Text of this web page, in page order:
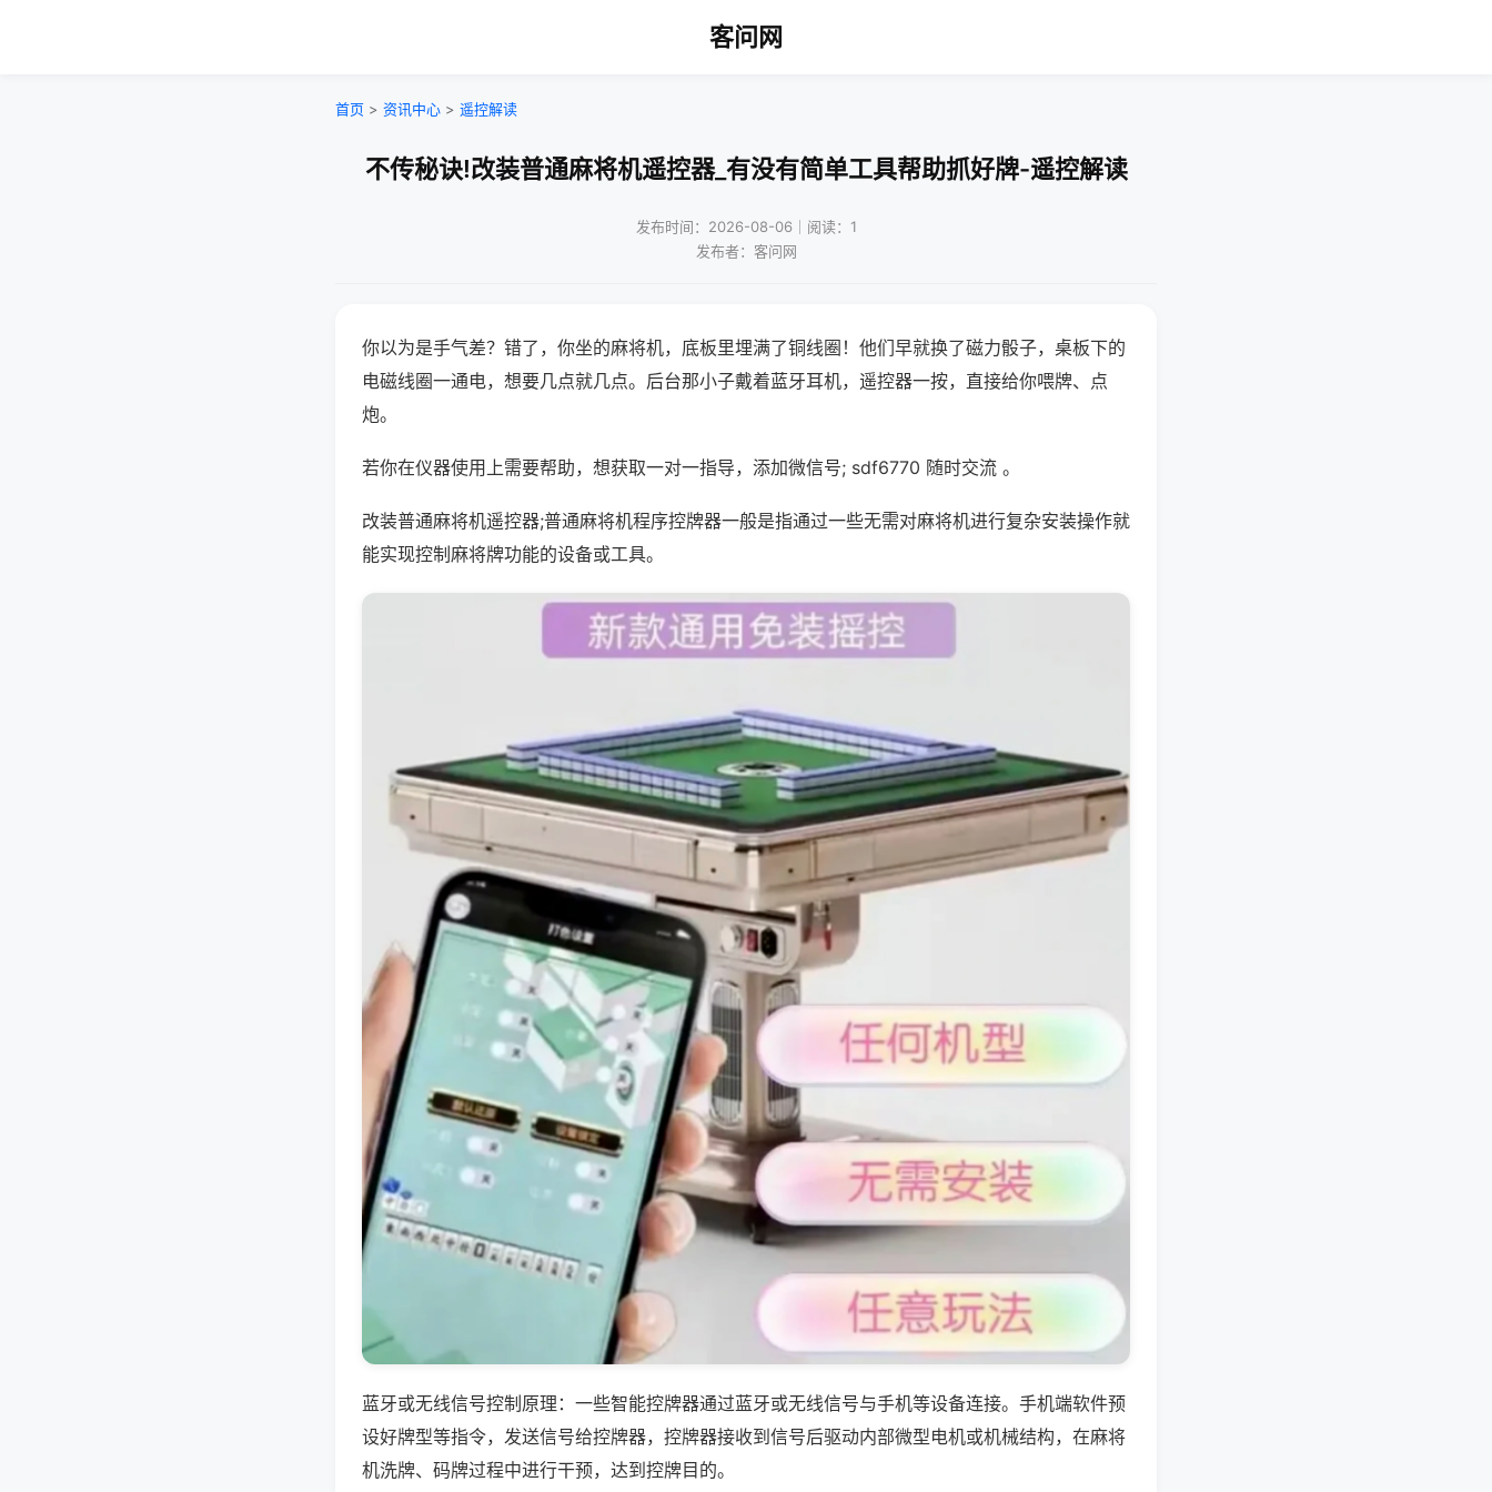
客问网
首页 > 资讯中心 > 遥控解读
不传秘诀!改装普通麻将机遥控器_有没有简单工具帮助抓好牌-遥控解读
发布时间：2026-08-06｜阅读：1
发布者：客问网
你以为是手气差？错了，你坐的麻将机，底板里埋满了铜线圈！他们早就换了磁力骰子，桌板下的
电磁线圈一通电，想要几点就几点。后台那小子戴着蓝牙耳机，遥控器一按，直接给你喂牌、点
炮。
若你在仪器使用上需要帮助，想获取一对一指导，添加微信号; sdf6770 随时交流 。
改装普通麻将机遥控器;普通麻将机程序控牌器一般是指通过一些无需对麻将机进行复杂安装操作就
能实现控制麻将牌功能的设备或工具。
蓝牙或无线信号控制原理：一些智能控牌器通过蓝牙或无线信号与手机等设备连接。手机端软件预
设好牌型等指令，发送信号给控牌器，控牌器接收到信号后驱动内部微型电机或机械结构，在麻将
机洗牌、码牌过程中进行干预，达到控牌目的。